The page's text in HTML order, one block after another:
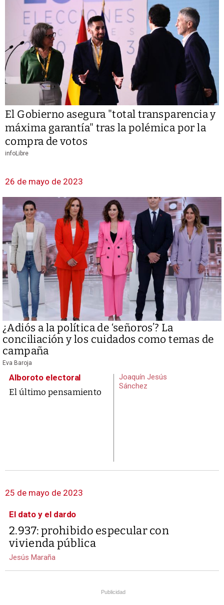
El Gobierno asegura "total transparencia y
máxima garantía" tras la polémica por la
compra de votos
infoLibre
26 de mayo de 2023
¿Adiós a la política de ‘señoros’? La
conciliación y los cuidados como temas de
campaña
Eva Baroja
Alboroto electoral
El último pensamiento
Joaquín Jesús
Sánchez
25 de mayo de 2023
El dato y el dardo
2.937: prohibido especular con
vivienda pública
Jesús Maraña
Publicidad